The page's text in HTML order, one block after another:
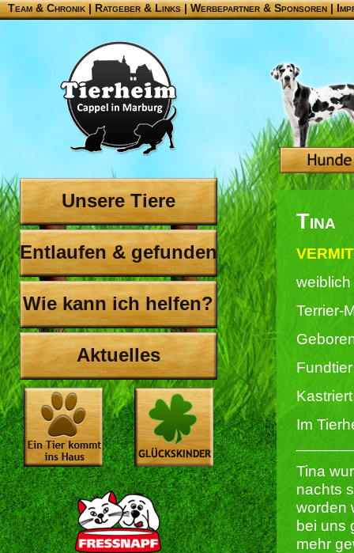
Team & Chronik |Ratgeber & Links|Werbepartner & Sponsoren|
Unsere Tiere
Entlaufen & gefunden
Wie kann ich helfen?
Aktuelles
Tina
weiblich
Terrier-
Im
Tina
nachts
worden
bei uns
mehr